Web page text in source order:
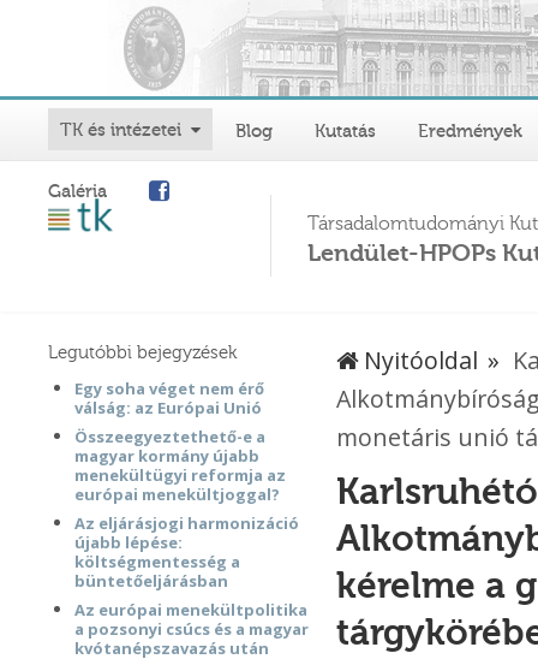
TK és intézetei Blog Kutatás Eredmények
Galéria
Társadalomtudományi
Lendület-HPOPs
Legutóbbi bejegyzések
Egy soha véget nem érő
válság: az Európai Unió
Összeegyeztethető-e a
magyar kormány újabb
menekültügyi reformja az
európai menekültjoggal?
Az eljárásjogi harmonizáció
újabb lépése:
költségmentesség a
büntetőeljárásban
Az európai menekültpolitika
a pozsonyi csúcs és a magyar
kvótanépszavazás után
Nyitóoldal
monetáris unió
kérelme a